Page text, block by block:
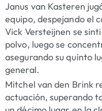
Janus van Kasteren
equipo, despejando el
Vick Versteijnen se
polvo, luego se
asegurando su quinto
general.
Mitchel van den Brink
actuación, superando